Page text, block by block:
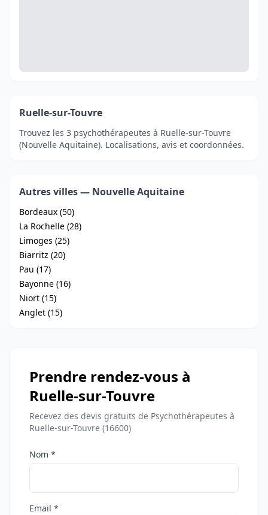
Ruelle-sur-Touvre
Trouvez les 3 psychothérapeutes à Ruelle-sur-Touvre
(Nouvelle Aquitaine). Localisations, avis et coordonnées.
Autres villes — Nouvelle Aquitaine
Bordeaux (50)
La Rochelle (28)
Limoges (25)
Biarritz (20)
Pau (17)
Bayonne (16)
Niort (15)
Anglet (15)
Prendre rendez-vous à
Ruelle-sur-Touvre
Recevez des devis gratuits de Psychothérapeutes à
Ruelle-sur-Touvre (16600)
Nom *
Email *